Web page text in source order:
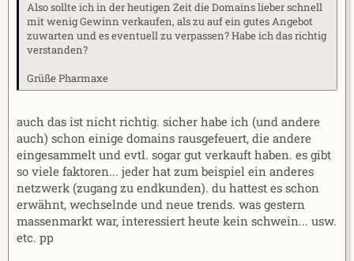
Also sollte ich in der heutigen Zeit die Domains lieber schnell
mit wenig Gewinn verkaufen, als zu auf ein gutes Angebot
zuwarten und es eventuell zu verpassen? Habe ich das richtig
verstanden?
Grüße Pharmaxe
auch das ist nicht richtig. sicher habe ich (und andere
auch) schon einige domains rausgefeuert, die andere
eingesammelt und evtl. sogar gut verkauft haben. es gibt
so viele faktoren... jeder hat zum beispiel ein anderes
netzwerk (zugang zu endkunden). du hattest es schon
erwähnt, wechselnde und neue trends. was gestern
massenmarkt war, interessiert heute kein schwein... usw.
etc. pp